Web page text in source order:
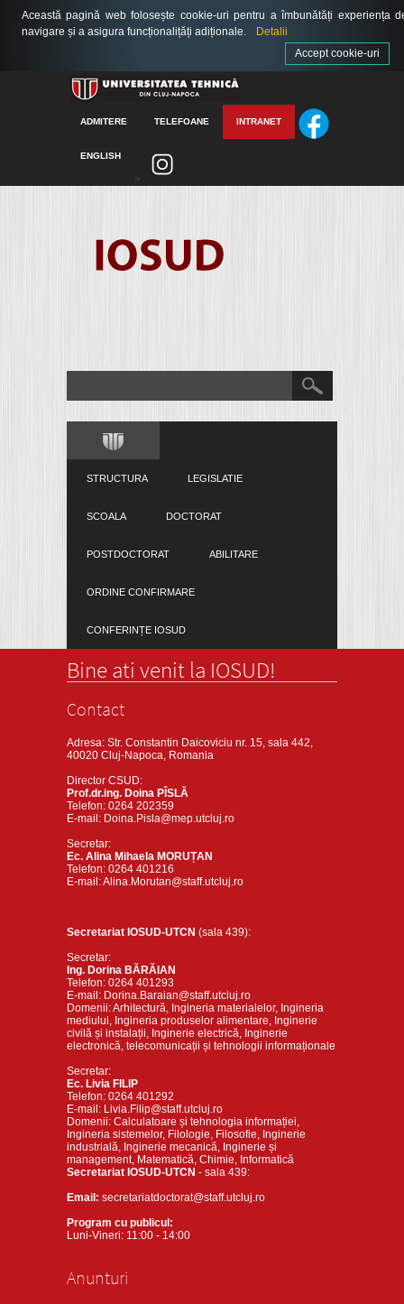
ADMITERE TELEFOANE INTRANET
ENGLISH
>
STRUCTURA LEGISLATIE
SCOALA DOCTORAT
POSTDOCTORAT ABILITARE
ORDINE CONFIRMARE
CONFERINȚE IOSUD
Bine ati venit la IOSUD!
Contact
Adresa: Str. Constantin Daicoviciu nr. 15, sala 442,
40020 Cluj-Napoca, Romania
Director CSUD:
Prof.dr.ing. Doina PÎSLĂ
Telefon: 0264 202359
E-mail: Doina.Pisla@mep.utcluj.ro
Secretar:
Ec. Alina Mihaela MORUȚAN
Telefon: 0264 401216
E-mail: Alina.Morutan@staff.utcluj.ro
Secretariat IOSUD-UTCN (sala 439):
Secretar:
Ing. Dorina BĂRĂIAN
Telefon: 0264 401293
E-mail: Dorina.Baraian@staff.utcluj.ro
Domenii: Arhitectură, Ingineria materialelor, Ingineria
mediului, Ingineria produselor alimentare, Inginerie
civilă și instalații, Inginerie electrică, Inginerie
electronică, telecomunicații și tehnologii informaționale
Secretar:
Ec. Livia FILIP
Telefon: 0264 401292
E-mail: Livia.Filip@staff.utcluj.ro
Domenii: Calculatoare și tehnologia informației,
Ingineria sistemelor, Filologie, Filosofie, Inginerie
industrială, Inginerie mecanică, Inginerie și
management, Matematică, Chimie, Informatică
Secretariat IOSUD-UTCN - sala 439:
Email: secretariatdoctorat@staff.utcluj.ro
Program cu publicul:
Luni-Vineri: 11:00 - 14:00
Anunturi
Această pagină web folosește cookie-uri pentru a îmbunătăți experiența
navigare și a asigura funcționalițăți adiționale.
Detalii
Accept cookie-uri